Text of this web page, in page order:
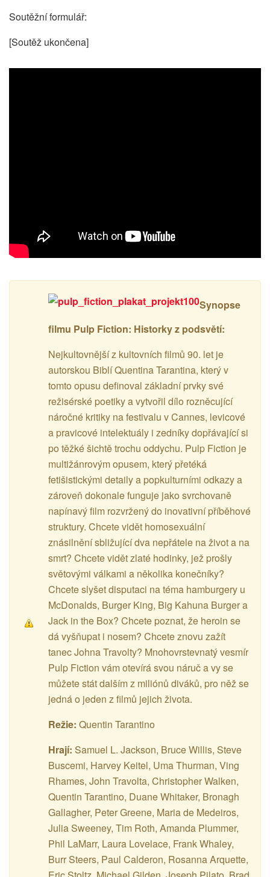
Soutěžní formulář:
[Soutěž ukončena]
Synopse
filmu Pulp Fiction: Historky z podsvětí:
Nejkultovnější z kultovních filmů 90. let je
autorskou Biblí Quentina Tarantina, který v
tomto opusu definoval základní prvky své
režisérské poetiky a vytvořil dílo rozněcující
náročné kritiky na festivalu v Cannes, levicové
a pravicové intelektuály i zedníky dopřávající si
po těžké šichtě trochu oddychu. Pulp Fiction je
multižánrovým opusem, který přetéká
fetišistickými detaily a popkulturními odkazy a
zároveň dokonale funguje jako svrchovaně
napínavý film rozvržený do inovativní příběhové
struktury. Chcete vidět homosexuální
znásilnění sbližující dva nepřátele na život a na
smrt? Chcete vidět zlaté hodinky, jež prošly
světovými válkami a několika konečníky?
Chcete slyšet disputaci na téma hamburgery u
McDonalds, Burger King, Big Kahuna Burger a
Jack in the Box? Chcete poznat, že heroin se
dá vyšňupat i nosem? Chcete znovu zažít
tanec Johna Travolty? Mnohovrstevnatý vesmír
Pulp Fiction vám otevírá svou náruč a vy se
můžete stát dalším z miliónů diváků, pro něž se
jedná o jeden z filmů jejich života.
Režie: Quentin Tarantino
Hrají: Samuel L. Jackson, Bruce Willis, Steve
Buscemi, Harvey Keitel, Uma Thurman, Ving
Rhames, John Travolta, Christopher Walken,
Quentin Tarantino, Duane Whitaker, Bronagh
Gallagher, Peter Greene, Maria de Medeiros,
Julia Sweeney, Tim Roth, Amanda Plummer,
Phil LaMarr, Laura Lovelace, Frank Whaley,
Burr Steers, Paul Calderon, Rosanna Arquette,